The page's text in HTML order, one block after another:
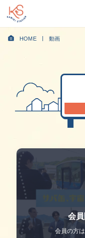
HOME 動画
会
会員の方